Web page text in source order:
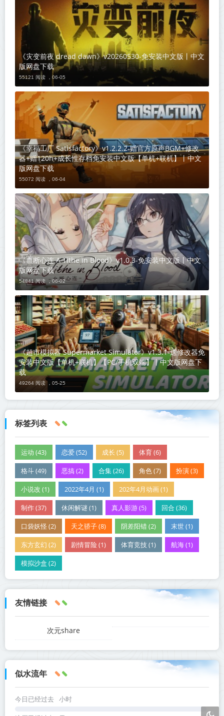
《灾变前夜 dread dawn》v20260530-免安装中文版丨中文
版网盘下载
55121 阅读 ， 06-05
《幸福工厂 Satisfactory》v1.2.2.2-赠官方原声BGM+修改
器+赠120h+成长性存档免安装中文版【单机+联机】丨中文
版网盘下载
55072 阅读 ， 06-04
《血断心连 A Tithe in Blood》v1.0.3-免安装中文版丨中文
版网盘下载
54841 阅读 ， 06-02
《超市模拟器 Supermarket Simulator》v1.3.1-送修改器免
安装中文版【单机+联机】【PC/手机双端】丨中文版网盘下
载
49264 阅读 ， 05-25
标签列表
运动 (43) 恋爱 (52) 成长 (5) 体育 (6)
格斗 (49) 恶搞 (2) 合集 (26) 角色 (7) 扮演 (3)
小说改 (1) 2022年4月 (1) 202年4月动画 (1)
制作 (37) 休闲解谜 (1) 真人影游 (5) 回合 (36)
口袋妖怪 (2) 天之骄子 (8) 阴差阳错 (2) 末世 (1)
东方玄幻 (2) 剧情冒险 (1) 体育竞技 (1) 航海 (1)
模拟沙盒 (2)
友情链接
次元share
似水流年
今日已经过去 小时